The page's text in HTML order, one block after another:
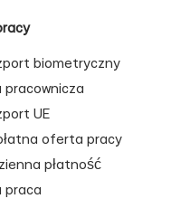
biometryczny
pracownicza
UE
oferta pracy
płatność
praca